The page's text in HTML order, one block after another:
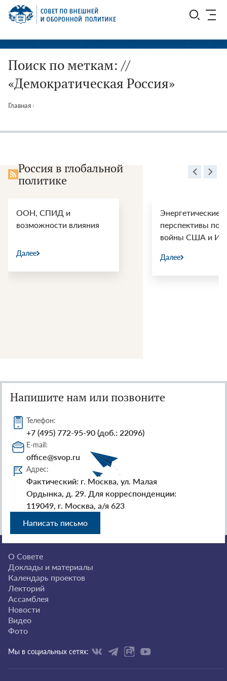
Перейти
СВОП
Поиск по меткам: //
«Демократическая Россия»
Главная ›
Россия в глобальной
политике
ООН, СПИД и
возможности влияния
Далее
Энергетические
перспективы
войны США и
Далее
Напишите нам или позвоните
Телефон:
+7 (495) 772-95-90 (доб.: 22096)
E-mail:
office@svop.ru
Адрес:
Фактический: г. Москва, ул. Малая
Ордынка, д. 29. Для корреспонденции:
119049, г. Москва, а/я 623
Написать письмо
О Совете
Доклады и материалы
Календарь проектов
Лекторий
Ассамблея
Новости
Видео
Фото
Мы в социальных сетях: